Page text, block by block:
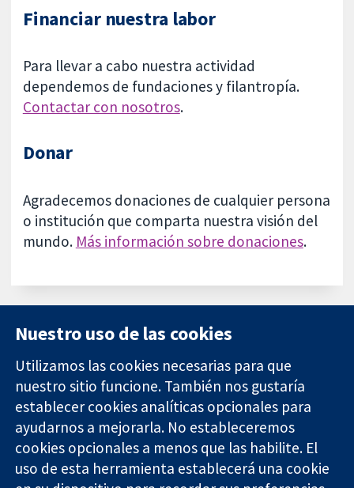
Financiar nuestra labor
Para llevar a cabo nuestra actividad
dependemos de fundaciones y filantropía.
Contactar con nosotros.
Donar
Agradecemos donaciones de cualquier persona
o institución que comparta nuestra visión del
mundo. Más información sobre donaciones.
Evidencia fiable.
Decisiones
informadas.
Mejor salud.
11-13 Cavendish
Square
Londres
W1G 0AN
Reino Unido
Contacto
Noticias
Prensa
Sobre
nosotros
Empleo
Nuestro uso de las cookies
Utilizamos las cookies necesarias para que
nuestro sitio funcione. También nos gustaría
establecer cookies analíticas opcionales para
ayudarnos a mejorarla. No estableceremos
cookies opcionales a menos que las habilite. El
uso de esta herramienta establecerá una cookie